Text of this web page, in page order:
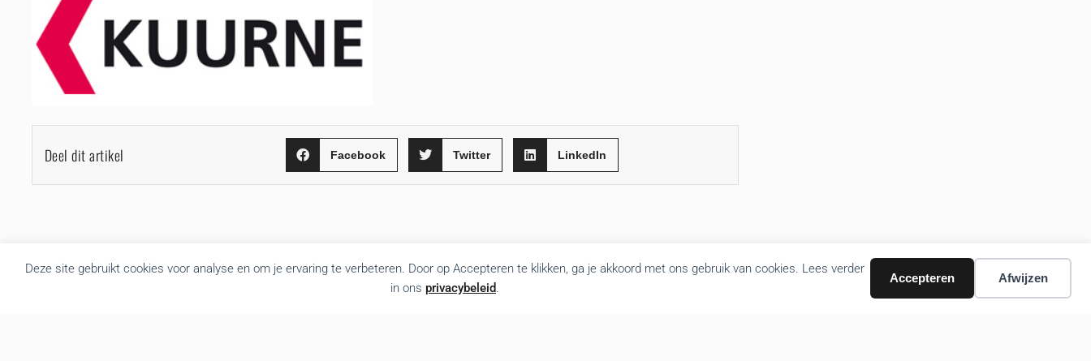
Deze site gebruikt cookies voor analyse en om je ervaring te verbeteren. Door op Accepteren te klikken, ga je akkoord met ons gebruik van cookies. Lees verder
in ons privacybeleid.
Accepteren Afwijzen
Deel dit artikel Facebook Twitter LinkedIn